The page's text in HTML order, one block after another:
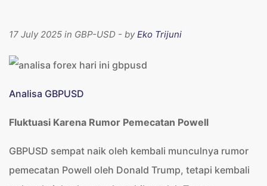
17 July 2025 in GBP-USD - byEko Trijuni
Analisa GBPUSD
Fluktuasi Karena Rumor Pemecatan Powell
GBPUSD sempat naik oleh kembali munculnya rumor
pemecatan Powell oleh Donald Trump, tetapi kembali